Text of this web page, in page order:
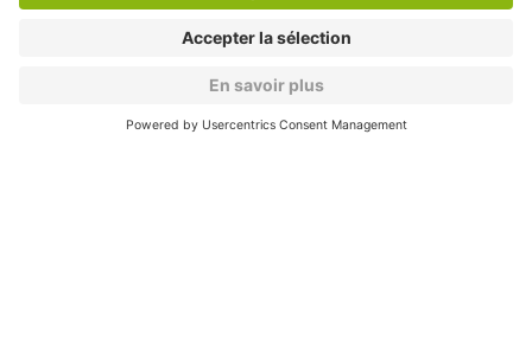
Cookies
Copyright
CGV
Déclaration de confidentialité